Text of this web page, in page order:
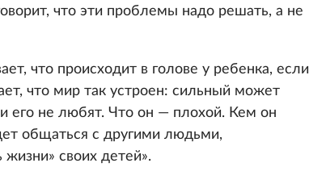
что эти проблемы надо решать, а не
что происходит в голове у ребенка, если
что мир так устроен: сильный может
его не любят. Что он — плохой. Кем он
общаться с другими людьми,
своих детей».